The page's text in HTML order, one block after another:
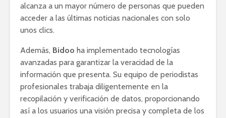
alcanza a un mayor número de personas que pueden
acceder a las últimas noticias nacionales con solo
unos clics.
Además, Bidoo ha implementado tecnologías
avanzadas para garantizar la veracidad de la
información que presenta. Su equipo de periodistas
profesionales trabaja diligentemente en la
recopilación y verificación de datos, proporcionando
así a los usuarios una visión precisa y completa de los